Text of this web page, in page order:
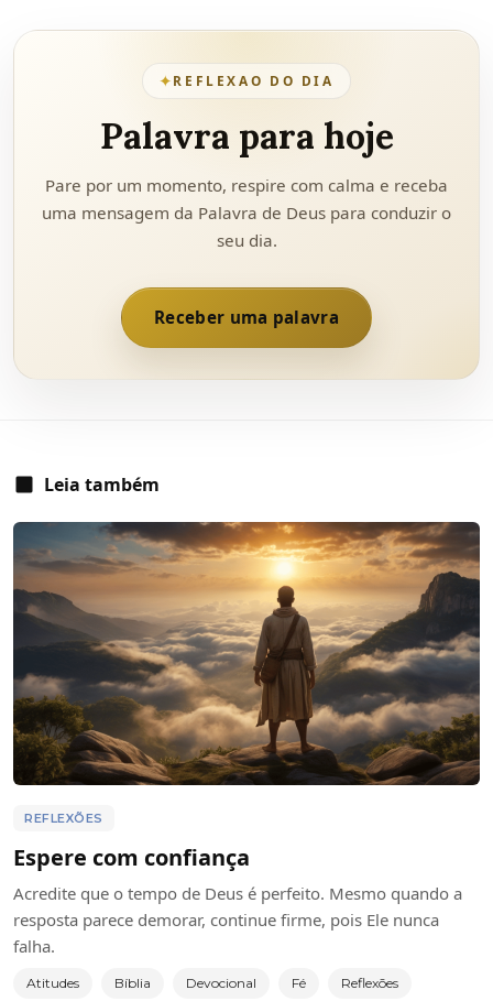
✦REFLEXAO DO DIA
Palavra para hoje
Pare por um momento, respire com calma e receba
uma mensagem da Palavra de Deus para conduzir o
seu dia.
Receber uma palavra
Leia também
REFLEXÕES
Espere com confiança
Acredite que o tempo de Deus é perfeito. Mesmo quando a
resposta parece demorar, continue firme, pois Ele nunca
falha.
Atitudes Bíblia Devocional Fé Reflexões